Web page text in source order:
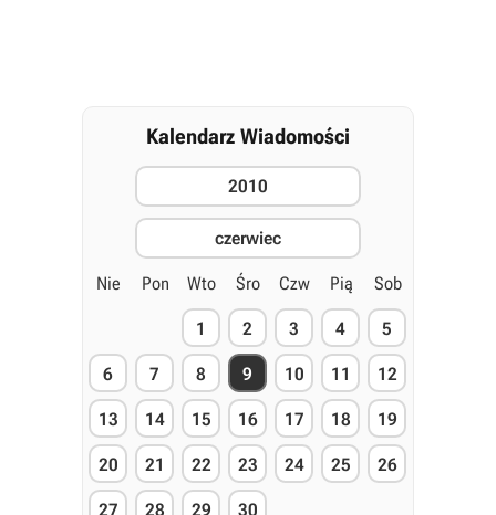
Kalendarz Wiadomości
2010
czerwiec
Nie Pon Wto Śro Czw Pią Sob
1 2 3 4 5
6 7 8 9 10 11 12
13 14 15 16 17 18 19
20 21 22 23 24 25 26
27 28 29 30